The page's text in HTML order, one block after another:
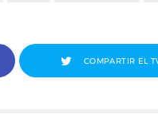
COMPARTIR EL